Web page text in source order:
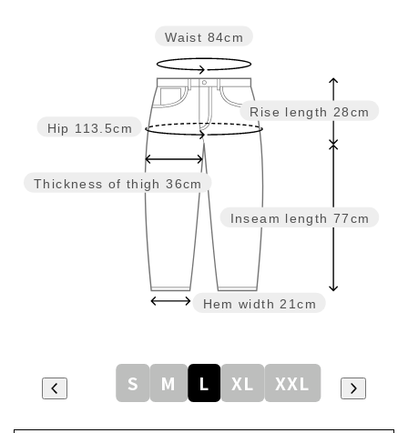
Inseam length 77cm
Rise length 28cm
Hem width 21cm
Thickness of thigh 36cm
Hip 113.5cm
Waist 84cm
S M L XL XXL